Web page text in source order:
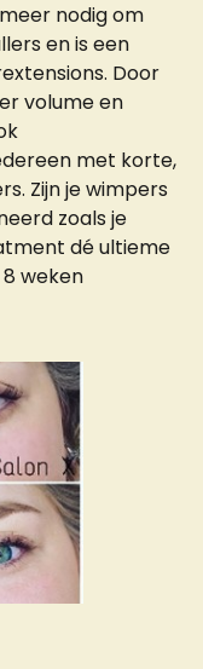
nodig om
en is een
Door
volume en
met korte,
Zijn je wimpers
zoals je
dé ultieme
weken